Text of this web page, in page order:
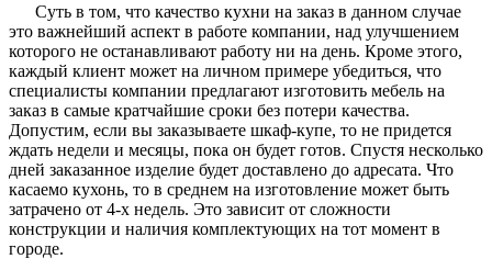
Суть в том, что качество кухни на заказ в данном случае
это важнейший аспект в работе компании, над улучшением
которого не останавливают работу ни на день. Кроме этого,
каждый клиент может на личном примере убедиться, что
специалисты компании предлагают изготовить мебель на
заказ в самые кратчайшие сроки без потери качества.
Допустим, если вы заказываете шкаф-купе, то не придется
ждать недели и месяцы, пока он будет готов. Спустя несколько
дней заказанное изделие будет доставлено до адресата. Что
касаемо кухонь, то в среднем на изготовление может быть
затрачено от 4-х недель. Это зависит от сложности
конструкции и наличия комплектующих на тот момент в
городе.